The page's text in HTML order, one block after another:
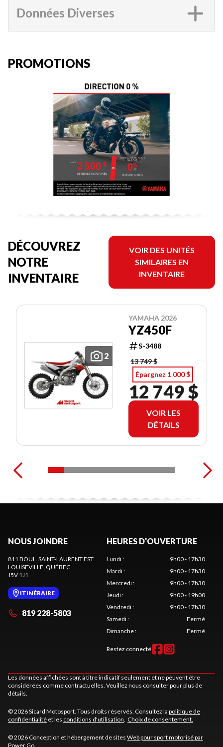
Données Diverses
PROMOTIONS
DÉCOUVREZ
NOTRE
INVENTAIRE
VOIR DES UNITÉS
SIMILAIRES EN
INVENTAIRE
2
YAMAHA 2026
YZ450F
S-3488
13 749 $
Épargnez 1 000 $
12 749 $
VOIR LES
DÉTAILS
NOUS JOINDRE
811 BOUL. SAINT-LAURENT EST
LOUISEVILLE, QUÉBEC
J5V 1J1
ITINÉRAIRE
819 228-5803
HEURES D'OUVERTURE
Lundi:
9h00 - 17h30
Mardi:
9h00 - 17h30
Mercredi:
9h00 - 17h30
Jeudi:
9h00 - 19h00
Vendredi:
9h00 - 17h30
Samedi:
Fermé
Dimanche: Fermé
Restez connecté
Les données affichées sont à titre indicatif seulement et ne peuvent être
considérées comme contractuelles. Veuillez nous consulter pour plus de
détails.
© 2026 Sicard Motosport. Tous droits réservés. Consultez la politique de
confidentialité et les conditions d'utilisation. Choix de consentement.
© 2026 Conception et hébergement de sites Web pour sport motorisé par
Power Go